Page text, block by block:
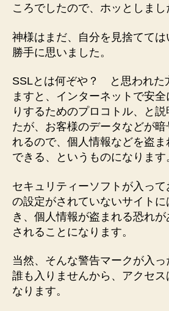
ころでしたので、ホッとしまし
神様はまだ、自分を見捨てて
勝手に思いました。
SSLとは何ぞや？ と思われた
ますと、インターネットで安
りするためのプロコトル、と
たが、お客様のデータなどが暗
れるので、個人情報などを盗
できる、というものになります
セキュリティーソフトが入っ
の設定がされていないサイト
き、個人情報が盗まれる恐れ
されることになります。
当然、そんな警告マークが入
誰も入りませんから、アクセ
なります。